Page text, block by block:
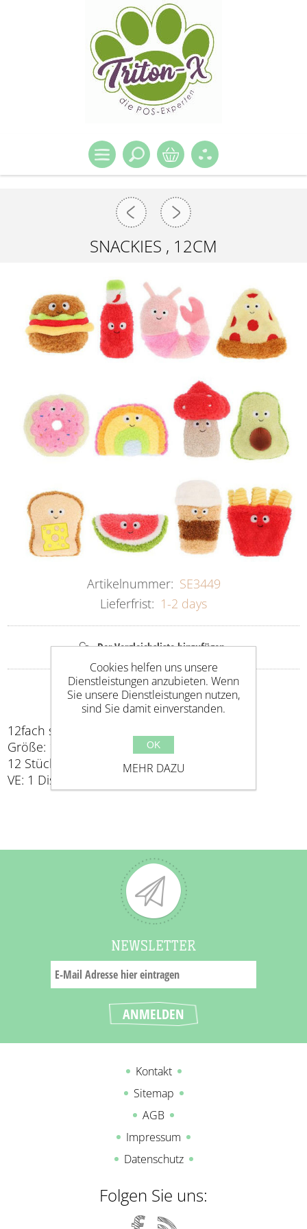
SNACKIES , 12CM
Artikelnummer: SE3449
Lieferfrist: 1-2 days
12fach sortiert
Größe: 12cm
12 Stück im Display
VE: 1 Display
NEWSLETTER
Kontakt
Sitemap
AGB
Impressum
Datenschutz
Folgen Sie uns:
Cookies helfen uns unsere
Dienstleistungen anzubieten. Wenn
Sie unsere Dienstleistungen nutzen,
sind Sie damit einverstanden.
OK
MEHR DAZU